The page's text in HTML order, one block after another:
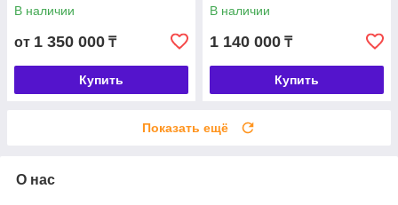
В наличии
от 1 350 000 ₸
Купить
В наличии
1 140 000 ₸
Купить
Показать ещё
О нас